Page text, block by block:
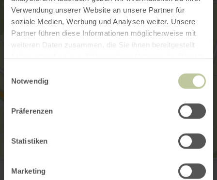
Verwendung unserer Website an unsere Partner für
soziale Medien, Werbung und Analysen weiter. Unsere
Partner führen diese Informationen möglicherweise mit
weiteren Daten zusammen, die Sie ihnen bereitgestellt
Notwendig
Präferenzen
Statistiken
Marketing
54533 Gransdorf